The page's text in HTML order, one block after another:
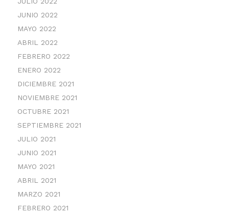
JUNIO 2022
MAYO 2022
ABRIL 2022
FEBRERO 2022
ENERO 2022
DICIEMBRE 2021
NOVIEMBRE 2021
OCTUBRE 2021
SEPTIEMBRE 2021
JULIO 2021
JUNIO 2021
MAYO 2021
ABRIL 2021
MARZO 2021
FEBRERO 2021